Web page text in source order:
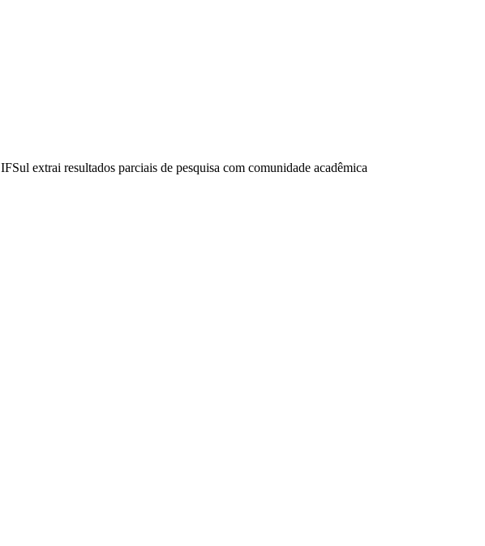
IFSul extrai resultados parciais de pesquisa com comunidade acadêmica